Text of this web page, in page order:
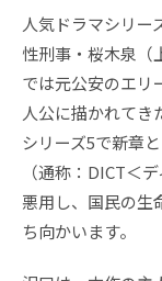
人気ドラマシリー
性刑事・桜木泉（
では元公安のエリ
人公に描かれてき
シリーズ5で新章
（通称：DICT＜
悪用し、国民の生
ち向かいます。